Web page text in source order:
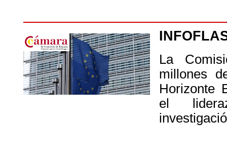
La
millones
Horizonte
el